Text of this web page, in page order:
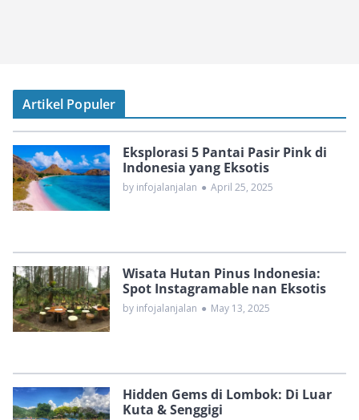
Artikel Populer
Eksplorasi 5 Pantai Pasir Pink di
Indonesia yang Eksotis
by infojalanjalan ● April 25, 2025
Wisata Hutan Pinus Indonesia:
Spot Instagramable nan Eksotis
by infojalanjalan ● May 13, 2025
Hidden Gems di Lombok: Di Luar
Kuta & Senggigi